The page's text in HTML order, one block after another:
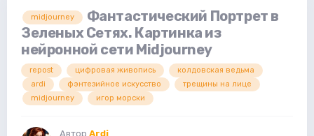
midjourney
Фантастический Портрет в
Зеленых Сетях. Картинка из
нейронной сети Midjourney
repost цифровая живопись
колдовская ведьма
ardi
фэнтезийное искусство
трещины на лице
midjourney
игор морски
Автор Ardi